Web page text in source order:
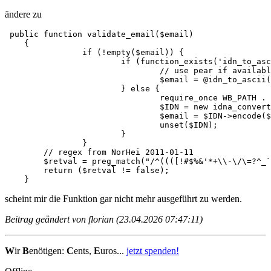
ändere zu
public function validate_email($email)
    {
        // regex from NorHei 2011-01-11
$retval = preg_match("/^((([!#$%&'*+\\-\/
        return ($retval != false);
    }
scheint mir die Funktion gar nicht mehr ausgeführt zu werden.
Beitrag geändert von florian (23.04.2026 07:47:11)
WirBenötigen: Cents, Euros... jetzt spenden!